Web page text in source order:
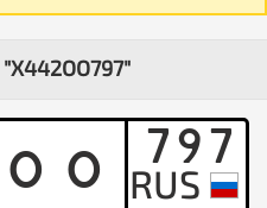
O O 797